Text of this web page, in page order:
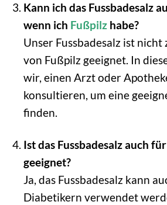
Kann ich das Fussbadesalz
wenn ich Fußpilzhabe?
Unser Fussbadesalz ist
von Fußpilz geeignet. In
wir, einen Arzt oder
konsultieren, um eine
finden.
Ist das Fussbadesalz auch
geeignet?
Ja, das Fussbadesalz kann
Diabetikern verwendet